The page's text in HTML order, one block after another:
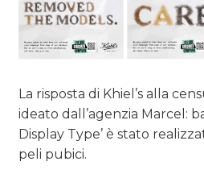
La risposta di Khiel’s alla
ideato dall’agenzia Marcel:
Display Type’ è stato
peli pubici.